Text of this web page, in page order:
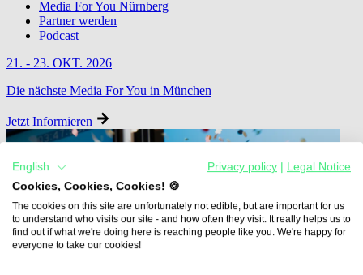
Media For You Nürnberg
Partner werden
Podcast
21. - 23. OKT. 2026
Die nächste Media For You in München
Jetzt Informieren
English Privacy policy
Legal Notice
Cookies, Cookies, Cookies! 🍪
The cookies on this site are unfortunately not edible, but are important for us
to understand who visits our site - and how often they visit. It really helps us to
find out if what we're doing here is reaching people like you. We're happy for
everyone to take our cookies!